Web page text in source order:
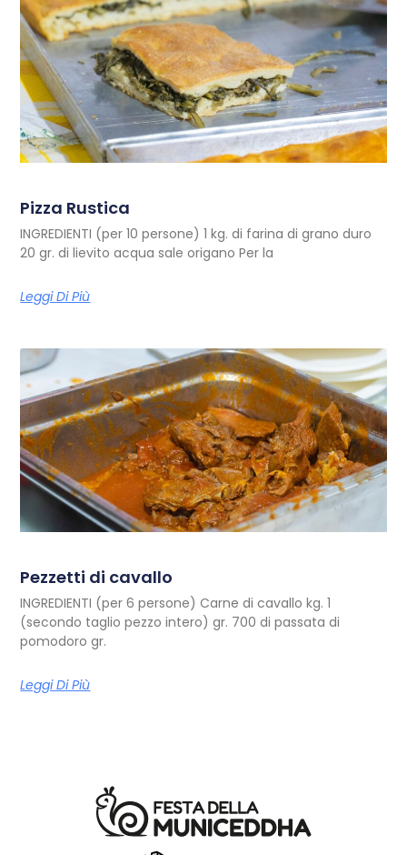
Pizza Rustica
INGREDIENTI (per 10 persone) 1 kg. di farina di grano duro
20 gr. di lievito acqua sale origano Per la
Leggi Di Più
Pezzetti di cavallo
INGREDIENTI (per 6 persone) Carne di cavallo kg. 1
(secondo taglio pezzo intero) gr. 700 di passata di
pomodoro gr.
Leggi Di Più